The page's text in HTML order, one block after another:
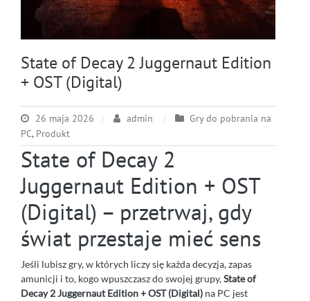
State of Decay 2 Juggernaut Edition
+ OST (Digital)
26 maja 2026 admin
Gry do pobrania na
PC, Produkt
State of Decay 2
Juggernaut Edition + OST
(Digital) – przetrwaj, gdy
świat przestaje mieć sens
Jeśli lubisz gry, w których liczy się każda decyzja, zapas
amunicji i to, kogo wpuszczasz do swojej grupy,State of
Decay 2 Juggernaut Edition + OST (Digital) na PC jest